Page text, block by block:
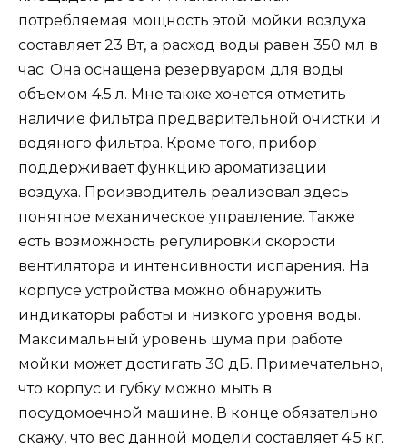
потребляемая мощность этой мойки воздуха
составляет 23 Вт, а расход воды равен 350 мл в
час. Она оснащена резервуаром для воды
объемом 4.5 л. Мне также хочется отметить
наличие фильтра предварительной очистки и
водяного фильтра. Кроме того, прибор
поддерживает функцию ароматизации
воздуха. Производитель реализовал здесь
понятное механическое управление. Также
есть возможность регулировки скорости
вентилятора и интенсивности испарения. На
корпусе устройства можно обнаружить
индикаторы работы и низкого уровня воды.
Максимальный уровень шума при работе
мойки может достигать 30 дБ. Примечательно,
что корпус и губку можно мыть в
посудомоечной машине. В конце обязательно
скажу, что вес данной модели составляет 4.5 кг.